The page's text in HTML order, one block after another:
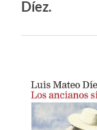
Díez.